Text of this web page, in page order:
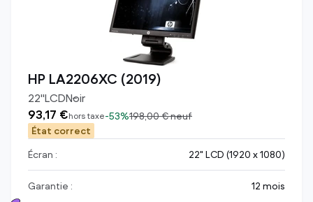
HP LA2206XC (2019)
22"LCDNoir
93,17 €hors taxe-53%198,00 €neuf
État correct
Écran :
22" LCD (1920 x 1080)
Garantie : 12 mois